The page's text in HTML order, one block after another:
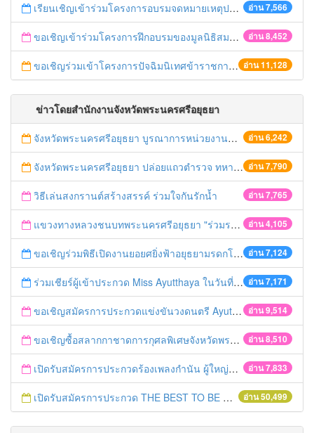
อ่าน 7,566
เรียนเชิญเข้าร่วมโครงการอบรมจดหมายเหตุประจำปี 2558 ของสมาคมจดหมายเหตุสยาม
อ่าน 8,452
ขอเชิญเข้าร่วมโครงการฝึกอบรมของมูลนิธิสมาคมนักเรียนทุนรัฐบาลไทย
อ่าน 11,128
ขอเชิญร่วมเข้าโครงการปัจฉิมนิเทศข้าราชการเกษียณอายุ ปี 2558
ข่าวโดยสำนักงานจังหวัดพระนครศรีอยุธยา
อ่าน 6,242
จังหวัดพระนครศรีอยุธยา บูรณาการหน่วยงานที่เกี่ยวข้อง ลงพื้นที่จัดระเบียบและดำเนินมาตรการตามบทลงโทษสูงสุดกับผู้ประกอบการร้านค้าที่ยังฝ่าฝืนตั้งร้านค้ารุกล้ำเขตพื้นที่ทางหลวง เตรียมความปลอดภัยก่อนเทศกาลสงกรานต์
อ่าน 7,790
จังหวัดพระนครศรีอยุธยา ปล่อยแถวตำรวจ ทหาร ฝ่ายปกครอง กว่า 100 นาย ตรวจเข้มท่ารถสาธารณะ สถานีขนส่งรถโดยสาร วินรถตู้ และสถานีรถไฟ เตรียมรับมือเทศกาลสงกรานต์
อ่าน 7,765
วิธีเล่นสงกรานต์สร้างสรรค์ ร่วมใจกันรักน้ำ
อ่าน 4,105
แขวงทางหลวงชนบทพระนครศรีอยุธยา "ร่วมรณรงค์ ขับช้า เปิดไฟหน้า คาดเข็มขัด" เทศกาลสงกรานต์ ปี 2561
อ่าน 7,124
ขอเชิญร่วมพิธีเปิดงานยอยศยิ่งฟ้าอยุธยามรดกโลก
อ่าน 7,171
ร่วมเชียร์ผู้เข้าประกวด Miss Ayutthaya ในวันที่ 15 ธันวาคม 2560
อ่าน 9,514
ขอเชิญสมัครการประกวดแข่งขันวงดนตรี Ayutthaya battle of the bands
อ่าน 8,510
ขอเชิญซื้อสลากกาชาดการกุศลพิเศษจังหวัดพระนครศรีอยุธยา 2560
อ่าน 7,833
เปิดรับสมัครการประกวดร้องเพลงกำนัน ผู้ใหญ่บ้าน ฯลฯ
อ่าน 50,499
เปิดรับสมัครการประกวด THE BEST TO BE NUMBER ONE